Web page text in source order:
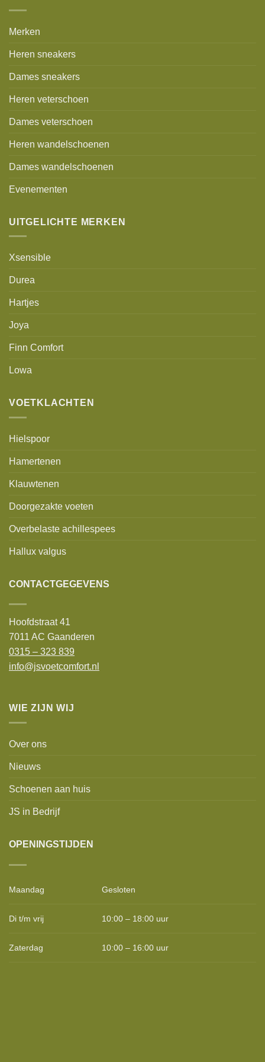
Merken
Heren sneakers
Dames sneakers
Heren veterschoen
Dames veterschoen
Heren wandelschoenen
Dames wandelschoenen
Evenementen
UITGELICHTE MERKEN
Xsensible
Durea
Hartjes
Joya
Finn Comfort
Lowa
VOETKLACHTEN
Hielspoor
Hamertenen
Klauwtenen
Doorgezakte voeten
Overbelaste achillespees
Hallux valgus
CONTACTGEGEVENS
Hoofdstraat 41
7011 AC Gaanderen
0315 – 323 839
info@jsvoetcomfort.nl
WIE ZIJN WIJ
Over ons
Nieuws
Schoenen aan huis
JS in Bedrijf
OPENINGSTIJDEN
Maandag Gesloten
Di t/m vrij 10:00 – 18:00 uur
Zaterdag 10:00 – 16:00 uur